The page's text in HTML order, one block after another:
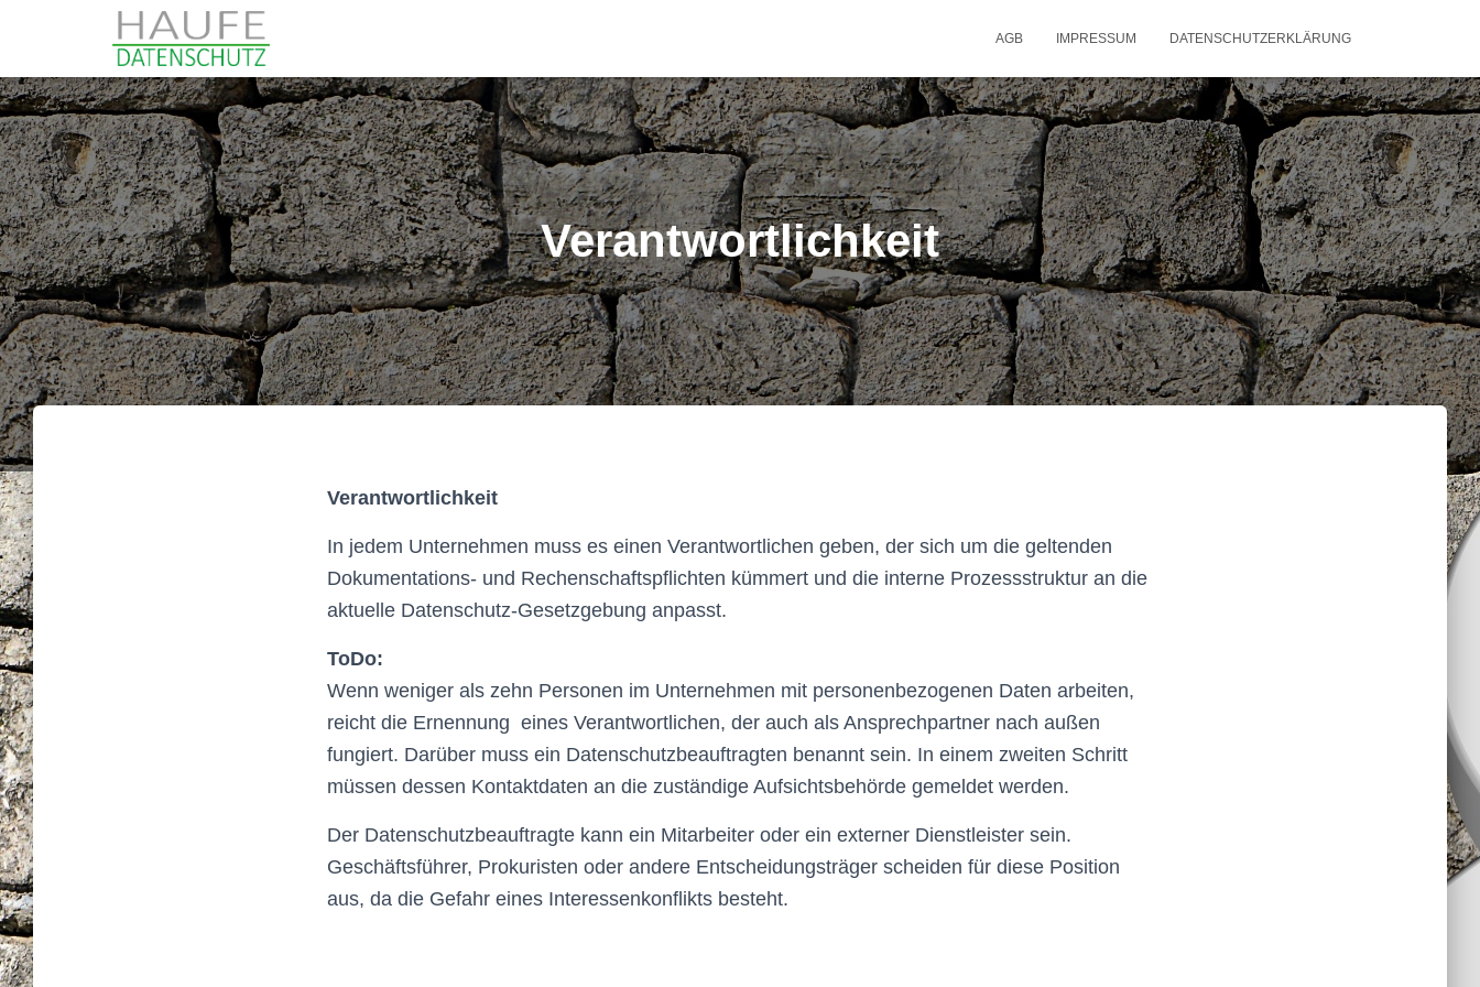
AGB IMPRESSUM DATENSCHUTZERKLÄRUNG
Verantwortlichkeit
Verantwortlichkeit
In jedem Unternehmen muss es einen Verantwortlichen geben, der sich um die geltenden
Dokumentations- und Rechenschaftspflichten kümmert und die interne Prozessstruktur an die
aktuelle Datenschutz-Gesetzgebung anpasst.
ToDo:
Wenn weniger als zehn Personen im Unternehmen mit personenbezogenen Daten arbeiten,
reicht die Ernennung eines Verantwortlichen, der auch als Ansprechpartner nach außen
fungiert. Darüber muss ein Datenschutzbeauftragten benannt sein. In einem zweiten Schritt
müssen dessen Kontaktdaten an die zuständige Aufsichtsbehörde gemeldet werden.
Der Datenschutzbeauftragte kann ein Mitarbeiter oder ein externer Dienstleister sein.
Geschäftsführer, Prokuristen oder andere Entscheidungsträger scheiden für diese Position
aus, da die Gefahr eines Interessenkonflikts besteht.